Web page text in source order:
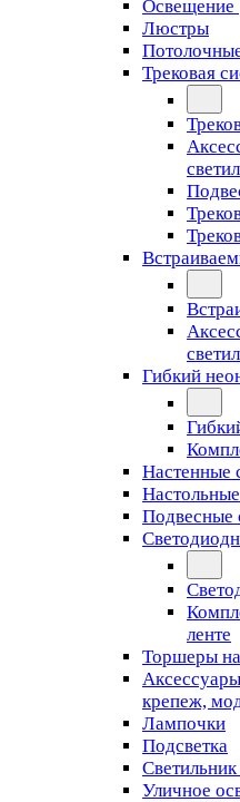
Освещение
Люстры
Трековая
Гибкий
Настенные
Подвесные
ленте
Торшеры
крепеж,
Лампочки
Подсветка
Светильник
Уличное